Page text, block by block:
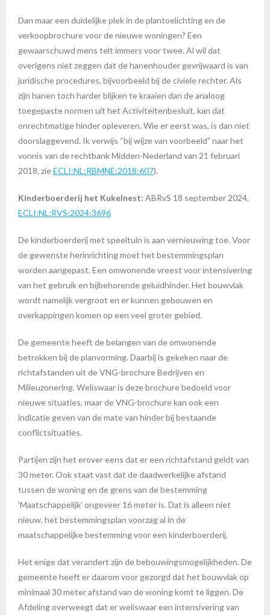
Dan maar een duidelijke plek in de plantoelichting en de
verkoopbrochure voor de nieuwe woningen? Een
gewaarschuwd mens telt immers voor twee. Al wil dat
overigens niet zeggen dat de hanenhouder gevrijwaard is van
juridische procedures, bijvoorbeeld bij de civiele rechter. Als
zijn hanen toch harder blijken te kraaien dan de analoog
toegepaste normen uit het Activiteitenbesluit, kan dat
onrechtmatige hinder opleveren. Wie er eerst was, is dan niet
doorslaggevend. Ik verwijs “bij wijze van voorbeeld” naar het
vonnis van de rechtbank Midden-Nederland van 21 februari
2018, zieECLI:NL:RBMNE:2018:607).
Kinderboerderij het Kukelnest: ABRvS 18 september 2024,
ECLI:NL:RVS:2024:3696
De kinderboerderij met speeltuin is aan vernieuwing toe. Voor
de gewenste herinrichting moet het bestemmingsplan
worden aangepast. Een omwonende vreest voor intensivering
van het gebruik en bijbehorende geluidhinder. Het bouwvlak
wordt namelijk vergroot en er kunnen gebouwen en
overkappingen komen op een veel groter gebied.
De gemeente heeft de belangen van de omwonende
betrokken bij de planvorming. Daarbij is gekeken naar de
richtafstanden uit de VNG-brochure Bedrijven en
Milieuzonering. Weliswaar is deze brochure bedoeld voor
nieuwe situaties, maar de VNG-brochure kan ook een
indicatie geven van de mate van hinder bij bestaande
conflictsituaties.
Partijen zijn het erover eens dat er een richtafstand geldt van
30 meter. Ook staat vast dat de daadwerkelijke afstand
tussen de woning en de grens van de bestemming
‘Maatschappelijk’ ongeveer 16 meter is. Dat is alleen niet
nieuw, het bestemmingsplan voorzag al in de
maatschappelijke bestemming voor een kinderboerderij.
Het enige dat verandert zijn de bebouwingsmogelijkheden. De
gemeente heeft er daarom voor gezorgd dat het bouwvlak op
minimaal 30 meter afstand van de woning komt te liggen. De
Afdeling overweegt dat er weliswaar een intensivering van